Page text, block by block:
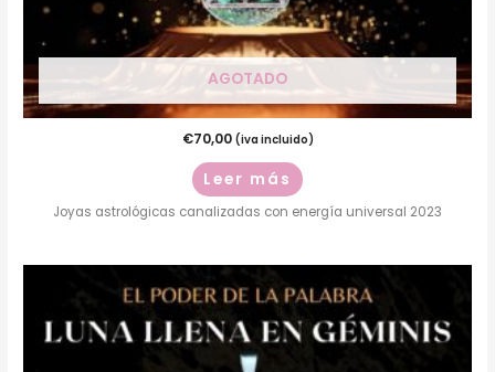
AGOTADO
€70,00 (iva incluido)
Leer más
Joyas astrológicas canalizadas con energía universal 2023